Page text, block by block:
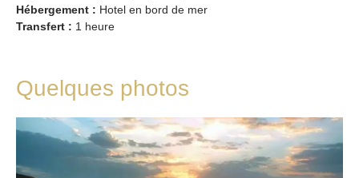
Hébergement : Hotel en bord de mer
Transfert : 1 heure
Quelques photos